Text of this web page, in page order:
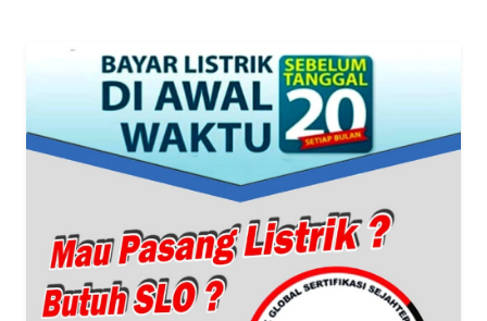
WAHANA
WAHANA
PERSONA
OTOMOTIF
WAHANA